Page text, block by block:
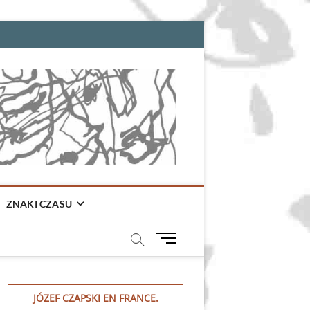
ZNAKI CZASU
M
u
JÓZEF CZAPSKI EN FRANCE.